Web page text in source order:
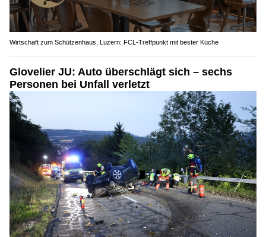
Wirtschaft zum Schützenhaus, Luzern: FCL-Treffpunkt mit bester Küche
Glovelier JU: Auto überschlägt sich – sechs
Personen bei Unfall verletzt